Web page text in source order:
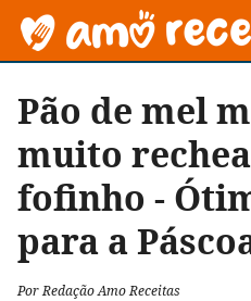
Pão de mel
muito
fofinho -
para a
Por Redação Amo Receitas